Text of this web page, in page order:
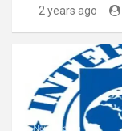
2 years ago